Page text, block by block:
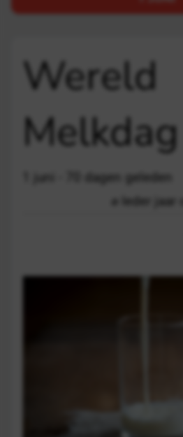
Wereld
Melkdag
1 juni - 70 dagen geleden
Ieder jaar